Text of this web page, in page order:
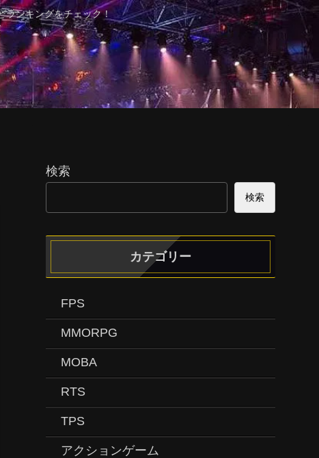
ンキングをチェック！
検索
検索
カテゴリー
FPS
MMORPG
MOBA
RTS
TPS
アクションゲーム